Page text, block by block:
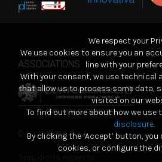
ASSOCIATIONS
© 2026EKRA S.r.l.
We respect your
We use cookies to ensure you an
line with your
With your consent, we use technical
that allow us to process some data,
visited on our
To find out more about how we use
disclosure.
By clicking the ‘Accept’ button,
cookies, or configure the